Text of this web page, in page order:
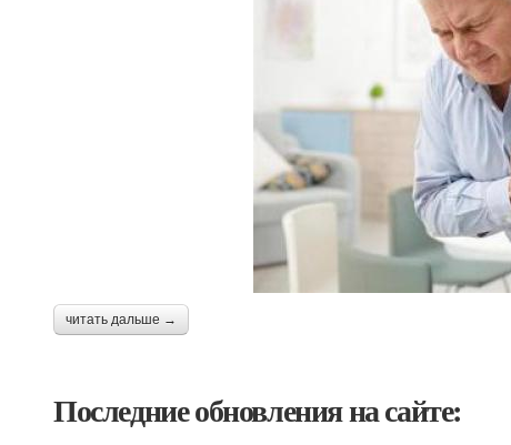
читать дальше →
Последние обновления на сайте: